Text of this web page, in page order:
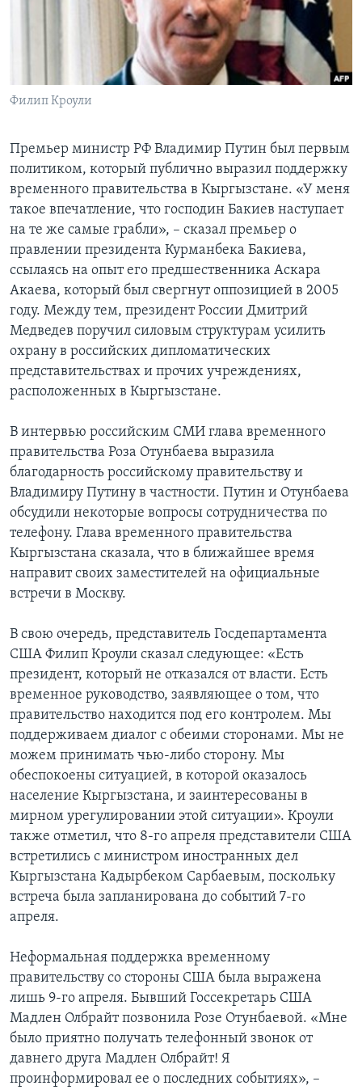
Языки
Филип Кроули
Премьер министр РФ Владимир Путин был первым
политиком, который публично выразил поддержку
временного правительства в Кыргызстане. «У меня
такое впечатление, что господин Бакиев наступает
на те же самые грабли», – сказал премьер о
правлении президента Курманбека Бакиева,
ссылаясь на опыт его предшественника Аскара
Акаева, который был свергнут оппозицией в 2005
году. Между тем, президент России Дмитрий
Медведев поручил силовым структурам усилить
охрану в российских дипломатических
представительствах и прочих учреждениях,
расположенных в Кыргызстане.
В интервью российским СМИ глава временного
правительства Роза Отунбаева выразила
благодарность российскому правительству и
Владимиру Путину в частности. Путин и Отунбаева
обсудили некоторые вопросы сотрудничества по
телефону. Глава временного правительства
Кыргызстана сказала, что в ближайшее время
направит своих заместителей на официальные
встречи в Москву.
В свою очередь, представитель Госдепартамента
США Филип Кроули сказал следующее: «Есть
президент, который не отказался от власти. Есть
временное руководство, заявляющее о том, что
правительство находится под его контролем. Мы
поддерживаем диалог с обеими сторонами. Мы не
можем принимать чью-либо сторону. Мы
обеспокоены ситуацией, в которой оказалось
население Кыргызстана, и заинтересованы в
мирном урегулировании этой ситуации». Кроули
также отметил, что 8-го апреля представители США
встретились с министром иностранных дел
Кыргызстана Кадырбеком Сарбаевым, поскольку
встреча была запланирована до событий 7-го
апреля.
Неформальная поддержка временному
правительству со стороны США была выражена
лишь 9-го апреля. Бывший Госсекретарь США
Мадлен Олбрайт позвонила Розе Отунбаевой. «Мне
было приятно получать телефонный звонок от
давнего друга Мадлен Олбрайт! Я
проинформировал ее о последних событиях», –